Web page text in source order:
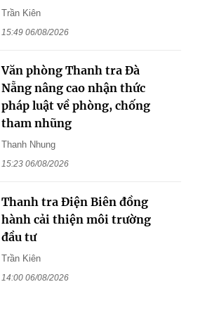
Trần Kiên
15:49 06/08/2026
Văn phòng Thanh tra Đà
Nẵng nâng cao nhận thức
pháp luật về phòng, chống
tham nhũng
Thanh Nhung
15:23 06/08/2026
Thanh tra Điện Biên đồng
hành cải thiện môi trường
đầu tư
Trần Kiên
14:00 06/08/2026